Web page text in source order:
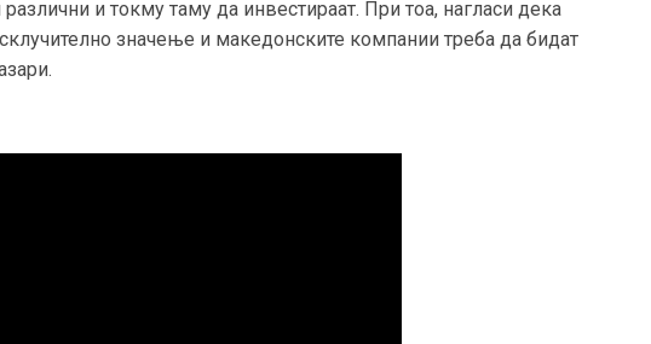
и токму таму да инвестираат. При тоа, нагласи дека
значење и македонските компании треба да бидат